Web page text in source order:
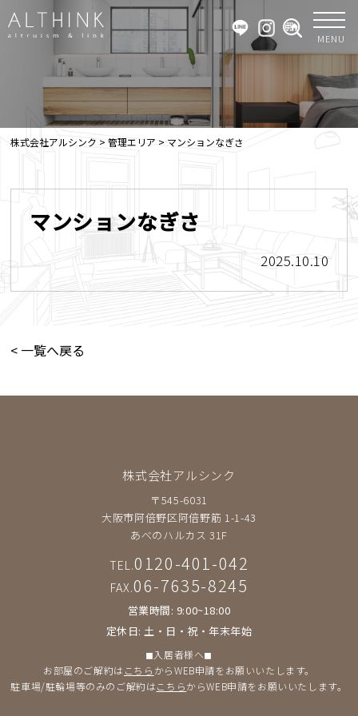
MENU
株式会社アルシンク >管理エリア >マンションなぎさ
マンションなぎさ
2025.10.10
< 一覧へ戻る
株式会社アルシンク
〒545-6031
大阪市阿倍野区阿倍野筋 1-1-43
あべのハルカス 31F
TEL.0120-401-042
FAX.06-7635-8245
営業時間: 9:00~18:00
定休日: 土・日・祝・年末年始
◼︎入居者様へ◼︎
お部屋のご解約は こちら からWEB申請をお願いいたします。
駐車場/駐輪場等のみのご解約はこちらからWEB申請をお願いいたします。